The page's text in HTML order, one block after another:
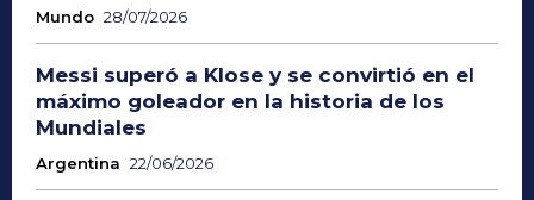
Mundo 28/07/2026
Messi superó a Klose y se convirtió en el
máximo goleador en la historia de los
Mundiales
Argentina 22/06/2026